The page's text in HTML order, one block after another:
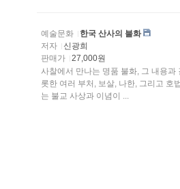
예술문화
한국 산사의 불화
저자
신광희
판매가
27,000원
사찰에서 만나는 명품 불화, 그 내용
롯한 여러 부처, 보살, 나한, 그리고 호
는 불교 사상과 이념이 ...